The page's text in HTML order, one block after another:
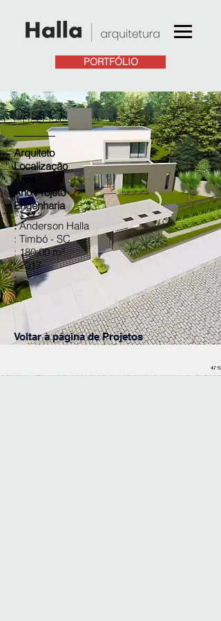
PORTFÓLIO
Casa 21
...
Voltar à página de Projetos
:Anderson Halla
: Timbó - SC
: 180,00 m²
:2017
:
Arquiteto
Localização
Área
Ano Projeto
Engenharia